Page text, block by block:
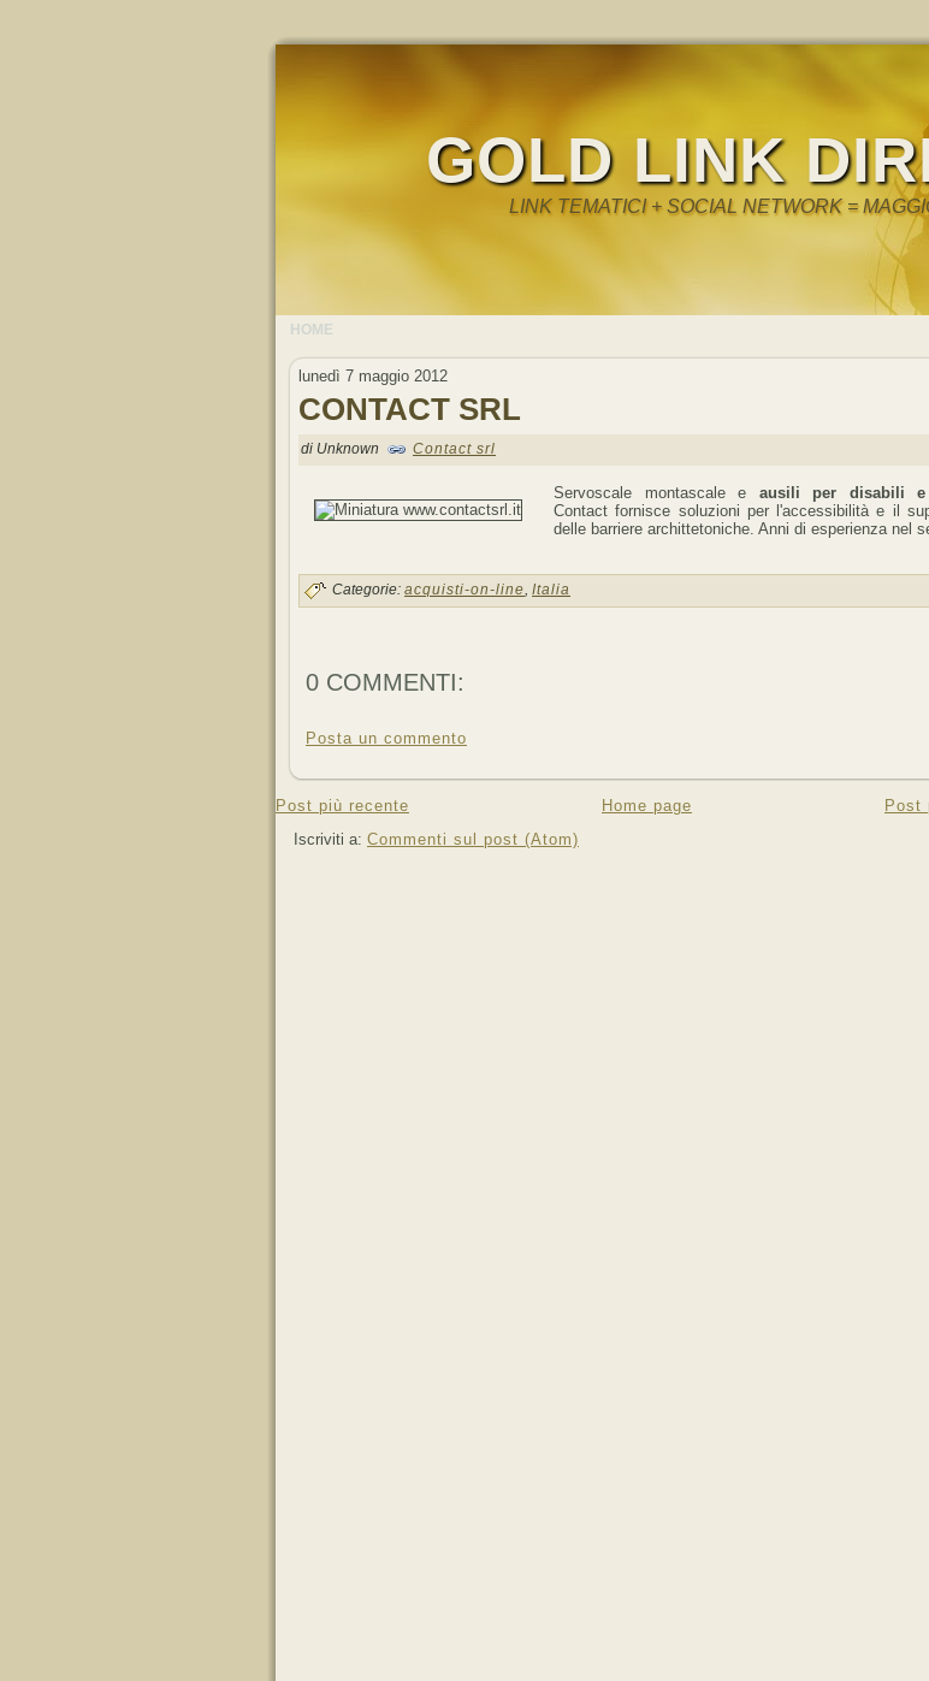
GOLD LINK
LINK TEMATICI + SOCIAL NETWORK =
HOME
lunedì 7 maggio 2012
CONTACT SRL
di Unknown Contact srl
Servoscale montascale e ausili per disabili e
Contact fornisce soluzioni per l'accessibilità e il
delle barriere archittetoniche. Anni di esperienza nel
Categorie: acquisti-on-line, Italia
0 COMMENTI:
Posta un commento
Post più recente Post
Home page
Iscriviti a: Commenti sul post (Atom)